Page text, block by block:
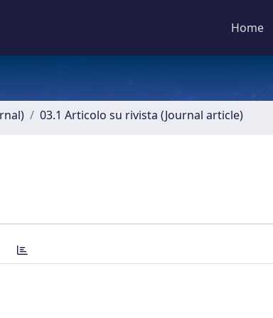
Home
03.1 Articolo su rivista (Journal article)